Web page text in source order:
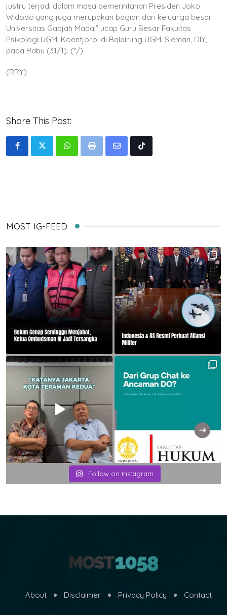
justru terjadi dalam masa pemerintahan Presiden Joko
Widodo yang juga merupakan bagian dari keluarga besar
Universitas Gadjah Mada,” ucap Guru Besar Fakultas
Psikologi UGM, Koentjoro, di Balairung UGM, Sleman, DIY,
pada Rabu (31/1). (*/)
(RRY)
Share This Post:
WhatsappPrint
Share
Tiktok
MOST IG-FEED
Follow on Instagram
About Disclaimer Privacy Policy Contact